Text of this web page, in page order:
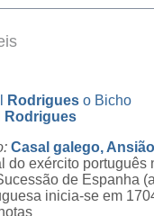
Rodrigues o Bicho
Rodrigues
Casal galego, Ansião
do exército português
de Espanha
inicia-se em